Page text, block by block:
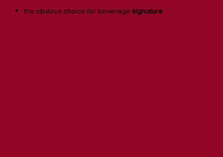
the obvious choice for beverage signature